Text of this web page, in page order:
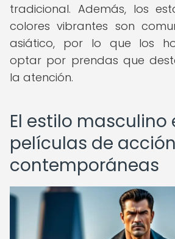
tradicional. Además, los
colores vibrantes son
asiático, por lo que los
optar por prendas que
la atención.
El estilo masculino
películas de acción
contemporáneas